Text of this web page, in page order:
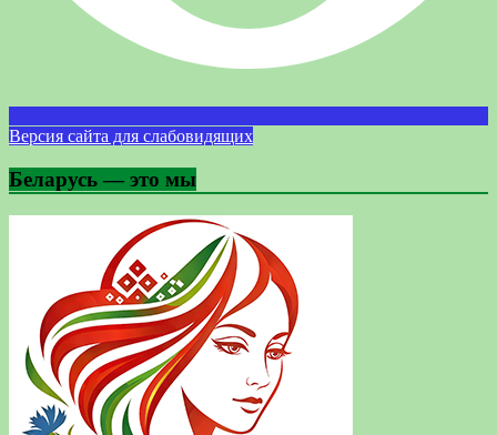
Версия сайта для слабовидящих
Беларусь — это мы